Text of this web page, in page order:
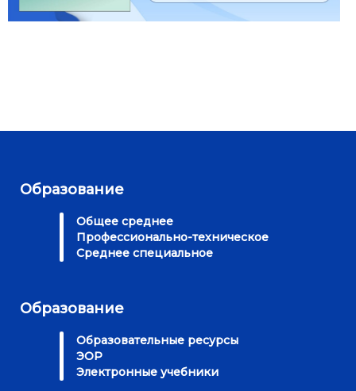
Образование
Общее среднее
Профессионально-техническое
Среднее специальное
Образование
Образовательные ресурсы
ЭОР
Электронные учебники